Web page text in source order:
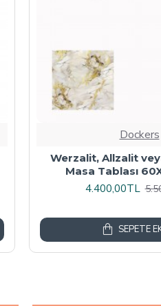
Dockers
Wermodin Masa
4.800,00TL
SEPETE